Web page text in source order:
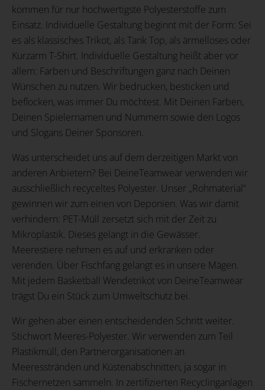
kommen für nur hochwertigste Polyesterstoffe zum
Einsatz. Individuelle Gestaltung beginnt mit der Form: Sei
es als klassisches Trikot, als Tank Top, als ärmelloses oder
Kurzarm T-Shirt. Individuelle Gestaltung heißt aber vor
allem: Farben und Beschriftungen ganz nach Deinen
Wünschen zu nutzen. Wir bedrucken, besticken und
beflocken, was immer Du möchtest. Mit Deinen Farben,
Deinen Spielernamen und Nummern sowie den Logos
und Slogans Deiner Sponsoren.
Was unterscheidet uns auf dem derzeitigen Markt von
anderen Anbietern? Bei DeineTeamwear verwenden wir
ausschließlich recyceltes Polyester. Unser „Rohmaterial“
gewinnen wir zum einen von Deponien. Was wir damit
verhindern: PET-Müll zersetzt sich mit der Zeit zu
Mikroplastik. Dieses gelangt in die Gewässer.
Meerestiere nehmen es auf und erkranken oder
verenden. Über Fischfang gelangt es in unsere Mägen.
Mit jedem Basketball Wendetrikot von DeineTeamwear
trägst Du ein Stück zum Umweltschutz bei.
Wir gehen aber einen entscheidenden Schritt weiter.
Stichwort Meeres-Polyester. Wir verwenden zum Teil
Plastikmüll, den Partnerorganisationen an
Meeresstränden und Küstenabschnitten, ja sogar in
Fischernetzen sammeln. In zertifizierten Recyclinganlagen